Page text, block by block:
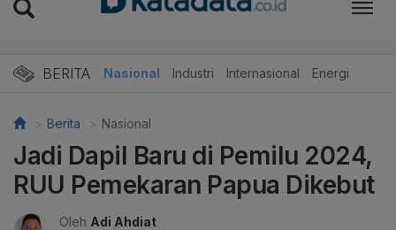
BERITA Nasional Industri Internasional Energi
Berita Nasional
Jadi Dapil Baru di Pemilu 2024,
RUU Pemekaran Papua Dikebut
Oleh Adi Ahdiat